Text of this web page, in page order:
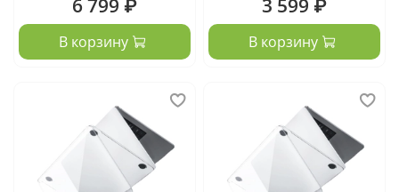
6 799 ₽
В корзину
3 599 ₽
В корзину